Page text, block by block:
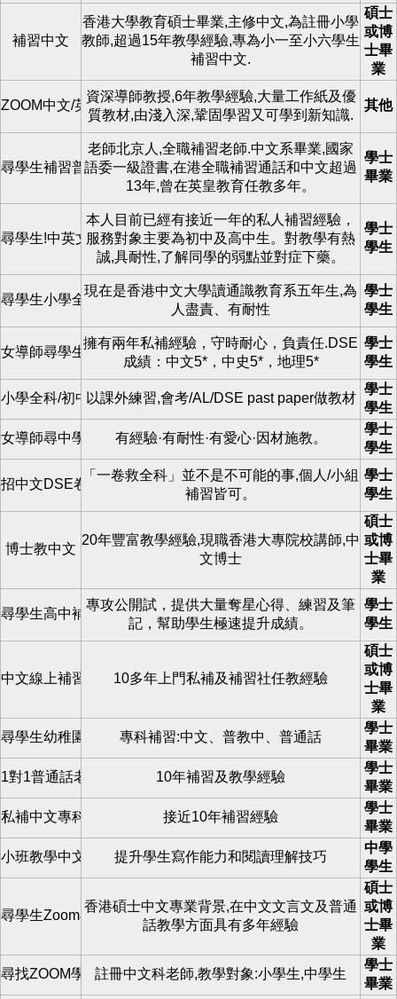
補習中文
香港大學教育碩士畢業,主修中文,為註冊小學
教師,超過15年教學經驗,專為小一至小六學生
補習中文.
碩士
或博
士畢
業
ZOOM中文/英文寫作速成班
資深導師教授,6年教學經驗,大量工作紙及優
質教材,由淺入深,鞏固學習又可學到新知識.
其他
尋學生補習普通話,中文上門或Zoom
老師北京人,全職補習老師.中文系畢業,國家
語委一級證書,在港全職補習通話和中文超過
13年,曾在英皇教育任教多年。
學士
畢業
尋學生!中英文長補
本人目前已經有接近一年的私人補習經驗，
服務對象主要為初中及高中生。對教學有熱
誠,具耐性,了解同學的弱點並對症下藥。
學士
學生
尋學生小學全科女老師
現在是香港中文大學讀通識教育系五年生,為
人盡責、有耐性
學士
學生
女導師尋學生上門私補
擁有兩年私補經驗，守時耐心，負責任.DSE
成績：中文5*，中史5*，地理5*
學士
學生
小學全科/初中女導師以課外練習,會考/AL/DSE past paper做教材
學士
學生
女導師尋中學生
有經驗·有耐性·有愛心·因材施教。
學士
學生
招中文DSE卷三綜合學生
「一卷救全科」並不是不可能的事,個人/小組
補習皆可。
學士
學生
博士教中文
20年豐富教學經驗,現職香港大專院校講師,中
文博士
碩士
或博
士畢
業
尋學生高中補習
專攻公開試，提供大量奪星心得、練習及筆
記，幫助學生極速提升成績。
學士
學生
中文線上補習 10多年上門私補及補習社任教經驗
碩士
或博
士畢
業
尋學生幼稚園小學
專科補習:中文、普教中、普通話
學士
畢業
1對1普通話老師招學生
10年補習及教學經驗
學士
畢業
私補中文專科
接近10年補習經驗
學士
畢業
小班教學中文專科班提升學生寫作能力和閱讀理解技巧
中學
學生
尋學生Zoom小學閱讀寫作
香港碩士中文專業背景,在中文文言文及普通
話教學方面具有多年經驗
碩士
或博
士畢
業
尋找ZOOM學生註冊中文科老師,教學對象:小學生,中學生
學士
畢業